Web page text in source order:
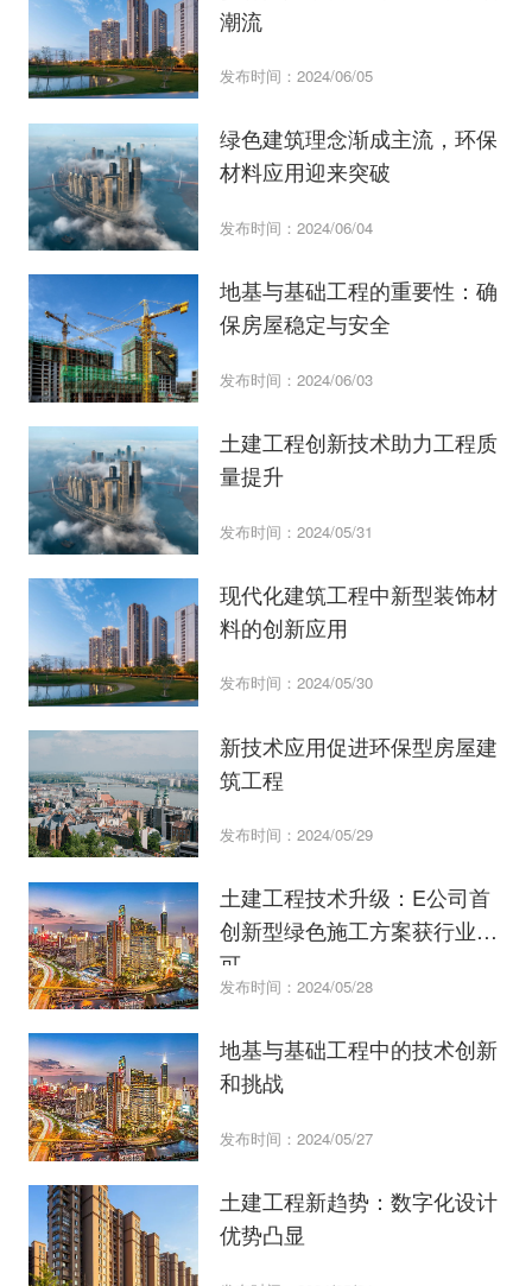
潮流
发布时间：2024/06/05
绿色建筑理念渐成主流，环保
材料应用迎来突破
发布时间：2024/06/04
地基与基础工程的重要性：确
保房屋稳定与安全
发布时间：2024/06/03
土建工程创新技术助力工程质
量提升
发布时间：2024/05/31
现代化建筑工程中新型装饰材
料的创新应用
发布时间：2024/05/30
新技术应用促进环保型房屋建
筑工程
发布时间：2024/05/29
土建工程技术升级：E公司首
创新型绿色施工方案获行业认
可
发布时间：2024/05/28
地基与基础工程中的技术创新
和挑战
发布时间：2024/05/27
土建工程新趋势：数字化设计
优势凸显